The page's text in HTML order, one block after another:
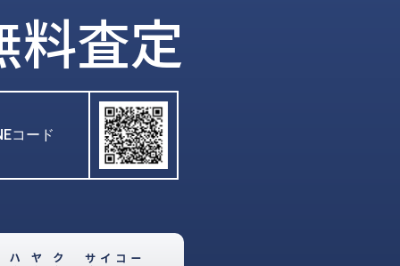
料査定
コード